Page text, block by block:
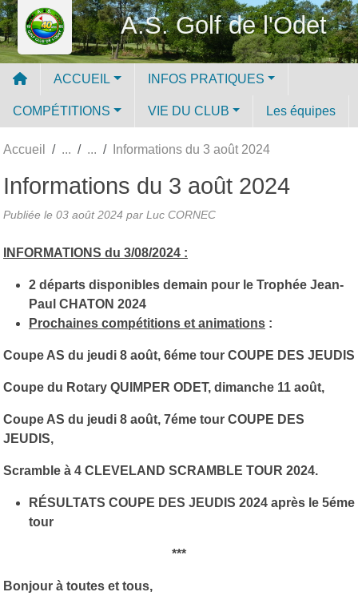
A.S. Golf de l'Odet
ACCUEIL INFOS PRATIQUES
COMPÉTITIONS VIE DU CLUB Les équipes
Accueil Informations du 3 août 2024
Informations du 3 août 2024
Publiée le 03 août 2024 par Luc CORNEC
INFORMATIONS du 3/08/2024 :
2 départs disponibles demain pour le Trophée Jean-
Paul CHATON 2024
Prochaines compétitions et animations :
Coupe AS du jeudi 8 août, 6éme tour COUPE DES JEUDIS
Coupe du Rotary QUIMPER ODET, dimanche 11 août,
Coupe AS du jeudi 8 août, 7éme tour COUPE DES
JEUDIS,
Scramble à 4 CLEVELAND SCRAMBLE TOUR 2024.
RÉSULTATS COUPE DES JEUDIS 2024 après le 5éme
tour
***
Bonjour à toutes et tous,
Panneau de gestion des cookies